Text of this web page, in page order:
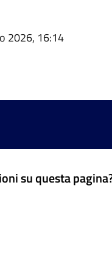
2026, 16:14
su questa